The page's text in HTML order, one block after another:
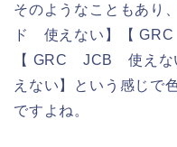
そのようなこともあり
ド 使えない】【
【 GRC JCB 使え
えない】という感じで
ですよね。